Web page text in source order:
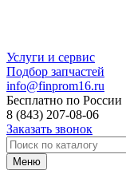
Услуги и сервис
Подбор запчастей
info@finprom16.ru
Бесплатно по России
8 (843) 207-08-06
Заказать звонок
Меню